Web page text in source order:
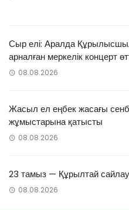
Сыр елі: Аралда
арналған меркелік концерт
08.08.2026
Жасыл ел еңбек жасағы
жұмыстарына қатысты
08.08.2026
23 тамыз — Құрылтай
08.08.2026